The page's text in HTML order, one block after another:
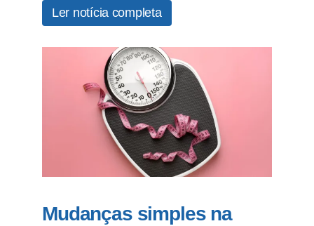
Ler notícia completa
Mudanças simples na